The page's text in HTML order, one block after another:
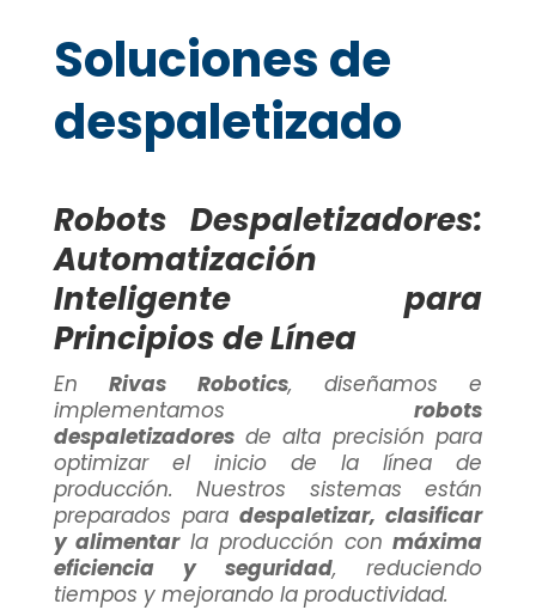
Soluciones de
despaletizado
Robots Despaletizadores:
Automatización
Inteligente para
Principios de Línea
EnRivas Robotics, diseñamos e
implementamosrobots
despaletizadoresde alta precisión para
optimizar el inicio de la línea de
producción. Nuestros sistemas están
preparados paradespaletizar, clasificar
y alimentarla producción conmáxima
eficiencia y seguridad, reduciendo
tiempos y mejorando la productividad.